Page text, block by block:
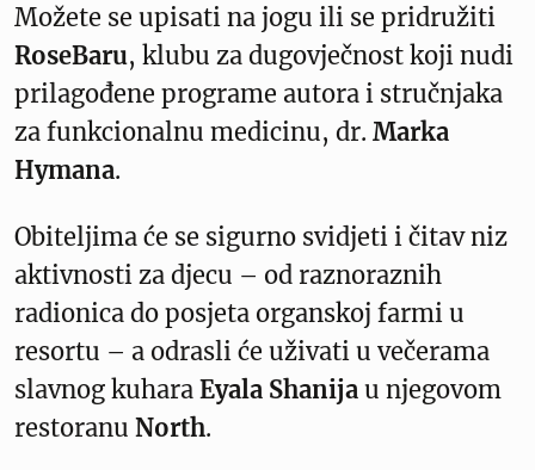
Možete se upisati na jogu ili se pridružiti
RoseBaru, klubu za dugovječnost koji nudi
prilagođene programe autora i stručnjaka
za funkcionalnu medicinu, dr. Marka
Hymana.
Obiteljima će se sigurno svidjeti i čitav niz
aktivnosti za djecu – od raznoraznih
radionica do posjeta organskoj farmi u
resortu – a odrasli će uživati u večerama
slavnog kuhara Eyala Shanija u njegovom
restoranu North.